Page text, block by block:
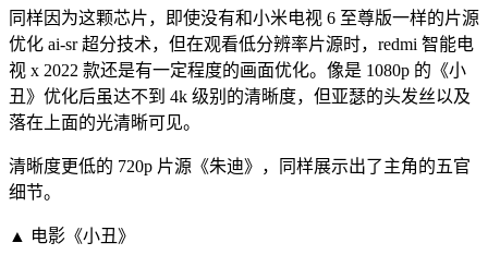
同样因为这颗芯片，即使没有和小米电视 6 至尊版一样的片源
优化 ai-sr 超分技术，但在观看低分辨率片源时，redmi 智能电
视 x 2022 款还是有一定程度的画面优化。像是 1080p 的《小
丑》优化后虽达不到 4k 级别的清晰度，但亚瑟的头发丝以及
落在上面的光清晰可见。
清晰度更低的 720p 片源《朱迪》，同样展示出了主角的五官
细节。
▲ 电影《小丑》